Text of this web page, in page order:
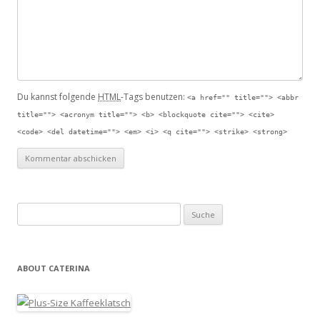
Du kannst folgende HTML-Tags benutzen: <a href="" title=""> <abbr
title=""> <acronym title=""> <b> <blockquote cite=""> <cite>
<code> <del datetime=""> <em> <i> <q cite=""> <strike> <strong>
ABOUT CATERINA